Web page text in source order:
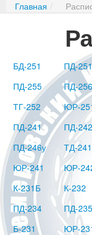
Главная /
БД-251 ПД-251
ПД-255
ПД-
ТГ-252
ЮР-
ПД-241
ПД-242
ПД-246у
ТД-241
ЮР-241
ЮР-
К-231Б
К-232
ПД-234
ПД-235
Б-231
ЮР-